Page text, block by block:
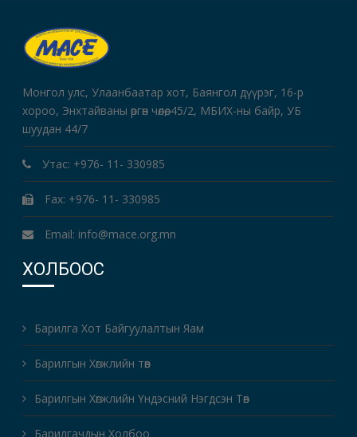
Монгол улс, Улаанбаатар хот, Баянгол дүүрэг, 16-р
хороо, Энхтайваны өргөн чөлөө, 45/2, МБИХ-ны байр, УБ
шуудан 44/7
Утас: +976- 11- 330985
Fax: +976- 11- 330985
Email: info@mace.org.mn
ХОЛБООС
Барилга Хот Байгуулалтын Яам
Барилгын Хөгжлийн төв
Барилгын Хөгжлийн Үндэсний Нэгдсэн Төв
Барилгачдын Холбоо